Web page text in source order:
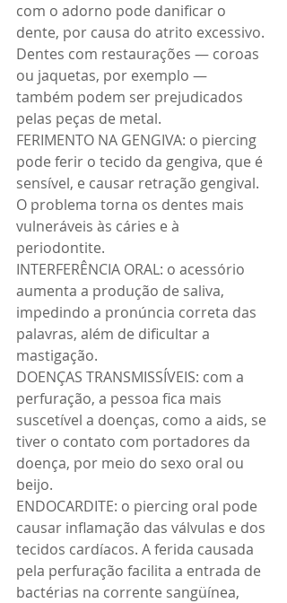
com o adorno pode danificar o
dente, por causa do atrito excessivo.
Dentes com restaurações — coroas
ou jaquetas, por exemplo —
também podem ser prejudicados
pelas peças de metal.
FERIMENTO NA GENGIVA: o piercing
pode ferir o tecido da gengiva, que é
sensível, e causar retração gengival.
O problema torna os dentes mais
vulneráveis às cáries e à
periodontite.
INTERFERÊNCIA ORAL: o acessório
aumenta a produção de saliva,
impedindo a pronúncia correta das
palavras, além de dificultar a
mastigação.
DOENÇAS TRANSMISSÍVEIS: com a
perfuração, a pessoa fica mais
suscetível a doenças, como a aids, se
tiver o contato com portadores da
doença, por meio do sexo oral ou
beijo.
ENDOCARDITE: o piercing oral pode
causar inflamação das válvulas e dos
tecidos cardíacos. A ferida causada
pela perfuração facilita a entrada de
bactérias na corrente sangüínea,